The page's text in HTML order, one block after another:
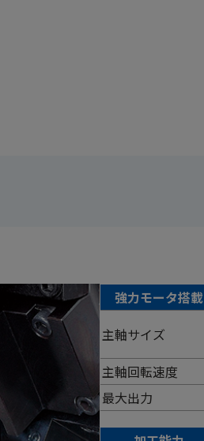
強力モータ搭載
主軸サイズ
主軸回転速度
最大出力